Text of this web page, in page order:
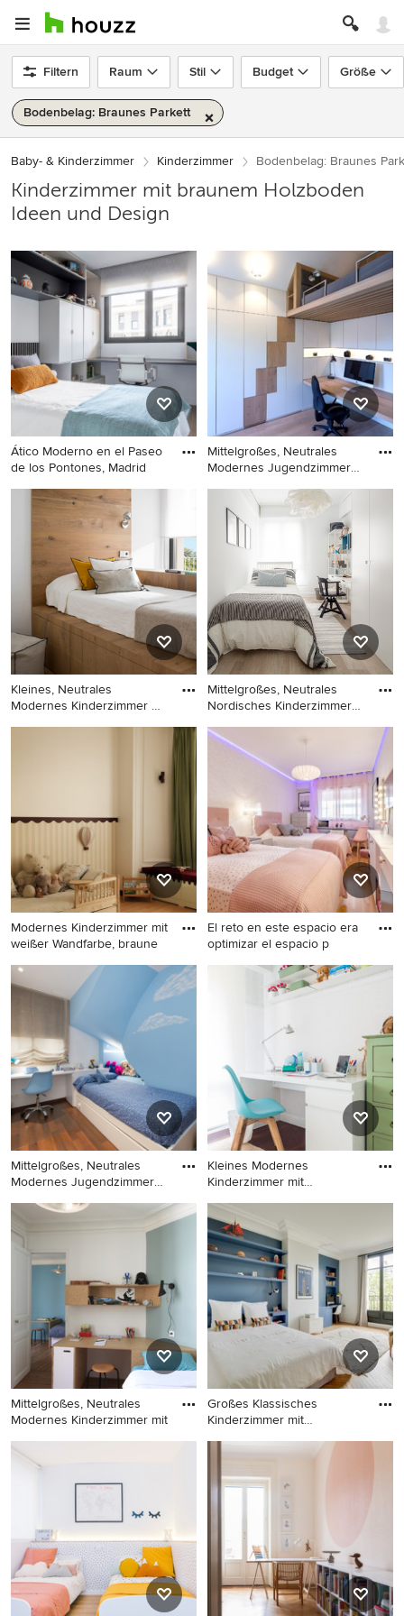
Filtern Raum Stil Budget Größe
Bodenbelag: Braunes Parkett
Baby- & Kinderzimmer Kinderzimmer Bodenbelag: Braunes
Kinderzimmer mit braunem Holzboden
Ideen und Design
Ático Moderno en el Paseo
de los Pontones, Madrid
Mittelgroßes, Neutrales
Modernes Kinderzimmer mit
Arbeitsecke, braunem
Holzboden und
Tapetenwänden in Madrid
Mittelgroßes, Neutrales
Modernes Jugendzimmer
Mittelgroßes, Neutrales
Modernes Jugendzimmer mit
weißer Wandfarbe, braunem
Holzboden und braunem
Boden in Bremen
Kleines, Neutrales
Modernes Kinderzimmer mit
Kleines, Neutrales Modernes
Holzboden und Schlafplatz in
Mittelgroßes, Neutrales
Nordisches Kinderzimmer
Mittelgroßes, Neutrales
Nordisches Kinderzimmer mit
Schlafplatz, weißer
Wandfarbe und braunem
Holzboden in Bilbao
Modernes Kinderzimmer mit
weißer Wandfarbe, braune
Modernes Kinderzimmer mit
weißer Wandfarbe, braunem
Holzboden, braunem Boden
und vertäfelten Wänden in
Paris
El reto en este espacio era
optimizar el espacio p
Großes Modernes
Kinderzimmer mit
Wandfarbe, braunem
Holzboden, braunem Boden
und Tapetenwänden in
Madrid
Mittelgroßes, Neutrales
Modernes Jugendzimmer
Mittelgroßes, Neutrales
Modernes Jugendzimmer mit
Schlafplatz und braunem
Holzboden in Sonstige
Kleines Modernes
Kinderzimmer mit
Kleines Modernes
Kinderzimmer mit
Arbeitsecke, weißer
Wandfarbe, braunem
Holzboden und braunem
Boden in Bilbao
Mittelgroßes, Neutrales
Modernes Kinderzimmer mit
Mittelgroßes, Neutrales
Modernes Kinderzimmer mit
Arbeitsecke, braunem
Wänden in Paris
Großes Klassisches
Kinderzimmer mit
Großes Klassisches
Schlafplatz, blauer
Wandfarbe und braunem
Holzboden in Paris